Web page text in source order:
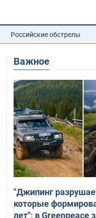
Российские обстрелы
Важное
"Джипинг
которые
лет": в Greenpeace